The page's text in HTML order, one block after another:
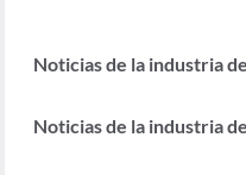
Noticias de la industria
Noticias de la industria